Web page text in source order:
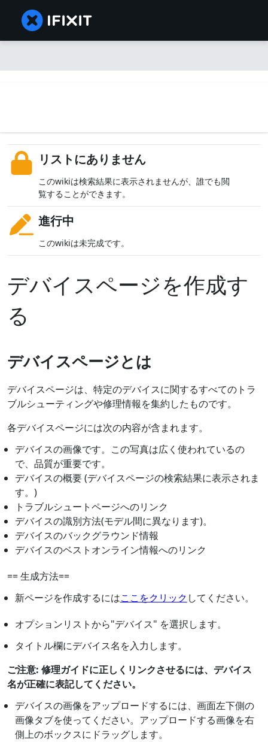
リストにありません
このwikiは検索結果に表示されませんが、誰でも閲
覧することができます。
進行中
このwikiは未完成です。
デバイスページを作成す
る
デバイスページとは
デバイスページは、特定のデバイスに関するすべてのトラ
ブルシューティングや修理情報を集約したものです。
各デバイスページには次の内容が含まれます。
デバイスの画像です。この写真は広く使われているの
で、品質が重要です。
デバイスの概要 (デバイスページの検索結果に表示されま
す。)
トラブルシュートページへのリンク
デバイスの識別方法(モデル間に異なります)。
デバイスのバックグラウンド情報
デバイスのベストオンライン情報へのリンク
== 生成方法==
新ページを作成するにはここをクリック してください。
オプションリストから"デバイス" を選択します。
タイトル欄にデバイス名を入力します。
ご注意: 修理ガイドに正しくリンクさせるには、デバイス
名が正確に表記してください。
デバイスの画像をアップロードするには、画面左下側の
画像タブを使ってください。アップロードする画像を右
側上のボックスにドラッグします。